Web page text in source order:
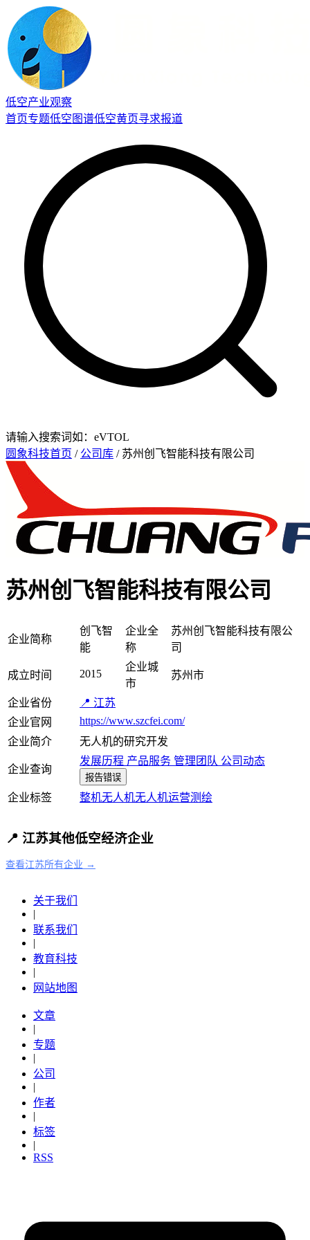
低空产业观察
首页专题低空图谱低空黄页寻求报道
请输入搜索词如：eVTOL
圆象科技首页 / 公司库 / 苏州创飞智能科技有限公司
苏州创飞智能科技有限公司
企业简称
创飞智
能
企业全
称
苏州创飞智能科技有限公
司
成立时间 2015
企业城
市
苏州市
企业省份
📍 江苏
企业官网
https://www.szcfei.com/
企业简介
无人机的研究开发
企业查询
发展历程 产品服务 管理团队 公司动态
报告错误
企业标签 整机无人机无人机运营测绘
📍 江苏其他低空经济企业
查看江苏所有企业 →
关于我们
|
联系我们
|
教育科技
|
网站地图
文章
|
专题
|
公司
|
作者
|
标签
|
RSS